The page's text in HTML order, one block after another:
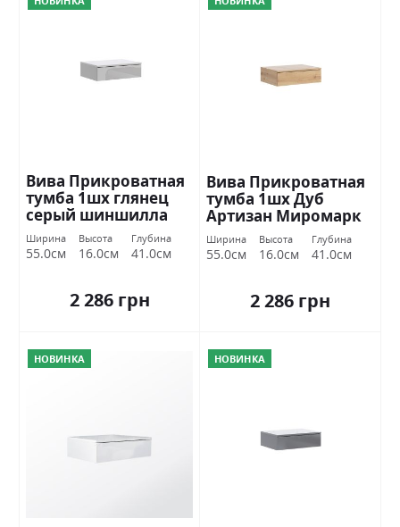
Вива Прикроватная
тумба 1шх глянец
серый шиншилла
Міромарк
Ширина
55.0см
Высота
16.0см
Глубина
41.0см
2 286 грн
Вива Прикроватная
тумба 1шх Дуб
Артизан Миромарк
Ширина
55.0см
Высота
16.0см
Глубина
41.0см
2 286 грн
НОВИНКА НОВИНКА